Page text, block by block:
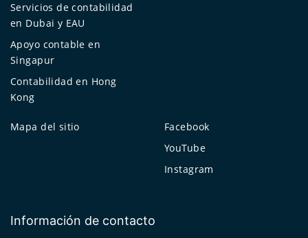
Servicios de contabilidad
en Dubai y EAU
Apoyo contable en
Singapur
Contabilidad en Hong
Kong
Mapa del sitio
Facebook
YouTube
Instagram
Información de contacto